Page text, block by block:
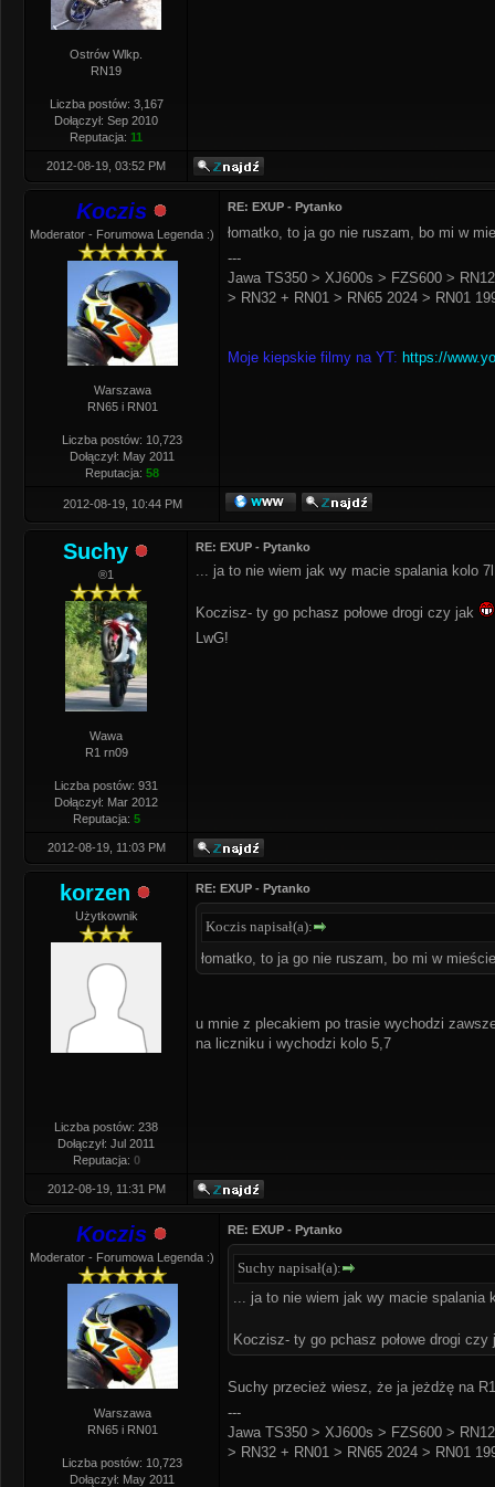
Ostrów Wlkp.
RN19
Liczba postów: 3,167
Dołączył: Sep 2010
Reputacja: 11
2012-08-19, 03:52 PM
Koczis
Moderator - Forumowa Legenda :)
Warszawa
RN65 i RN01
Liczba postów: 10,723
Dołączył: May 2011
Reputacja: 58
RE: EXUP - Pytanko
łomatko, to ja go nie ruszam, bo mi w
---
Jawa TS350 > XJ600s > FZS600 >
> RN32 + RN01 > RN65 2024 > RN01
Moje kiepskie filmy na YT: https://
2012-08-19, 10:44 PM
Suchy
®1
Wawa
R1 rn09
Liczba postów: 931
Dołączył: Mar 2012
Reputacja: 5
RE: EXUP - Pytanko
... ja to nie wiem jak wy macie spalania kolo
Koczisz- ty go pchasz połowe drogi czy jak
LwG!
2012-08-19, 11:03 PM
korzen
Użytkownik
Liczba postów: 238
Dołączył: Jul 2011
Reputacja: 0
RE: EXUP - Pytanko
Koczis napisał(a):
łomatko, to ja go nie ruszam, bo mi w
u mnie z plecakiem po trasie wychodzi
na liczniku i wychodzi kolo 5,7
2012-08-19, 11:31 PM
Koczis
Moderator - Forumowa Legenda :)
Warszawa
RN65 i RN01
Liczba postów: 10,723
Dołączył: May 2011
RE: EXUP - Pytanko
Suchy napisał(a):
... ja to nie wiem jak wy macie spalania
Koczisz- ty go pchasz połowe drogi
Suchy przecież wiesz, że ja jeżdżę na
---
Jawa TS350 > XJ600s > FZS600 >
> RN32 + RN01 > RN65 2024 > RN01